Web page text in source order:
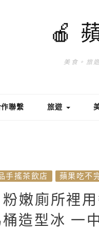
🍎
美食。旅
作聯繫 旅遊
手搖茶飲店 蘋果吃不
嫩廁所裡
造型冰 一